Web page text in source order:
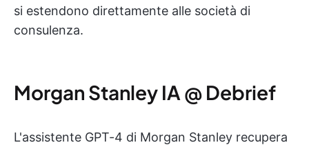
si estendono direttamente alle società di
consulenza.
Morgan Stanley IA @ Debrief
L'assistente GPT-4 di Morgan Stanley recupera